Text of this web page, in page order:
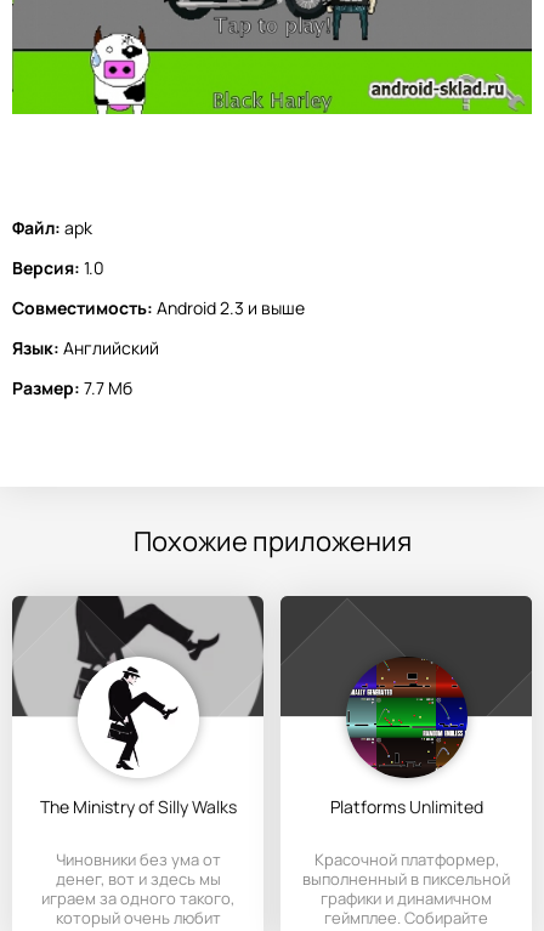
Файл: apk
Версия: 1.0
Совместимость: Android 2.3 и выше
Язык: Английский
Размер: 7.7 Мб
Похожие приложения
The Ministry of Silly Walks
Чиновники без ума от
денег, вот и здесь мы
играем за одного такого,
который очень любит
Platforms Unlimited
Красочной платформер,
выполненный в пиксельной
графики и динамичном
геймплее. Собирайте